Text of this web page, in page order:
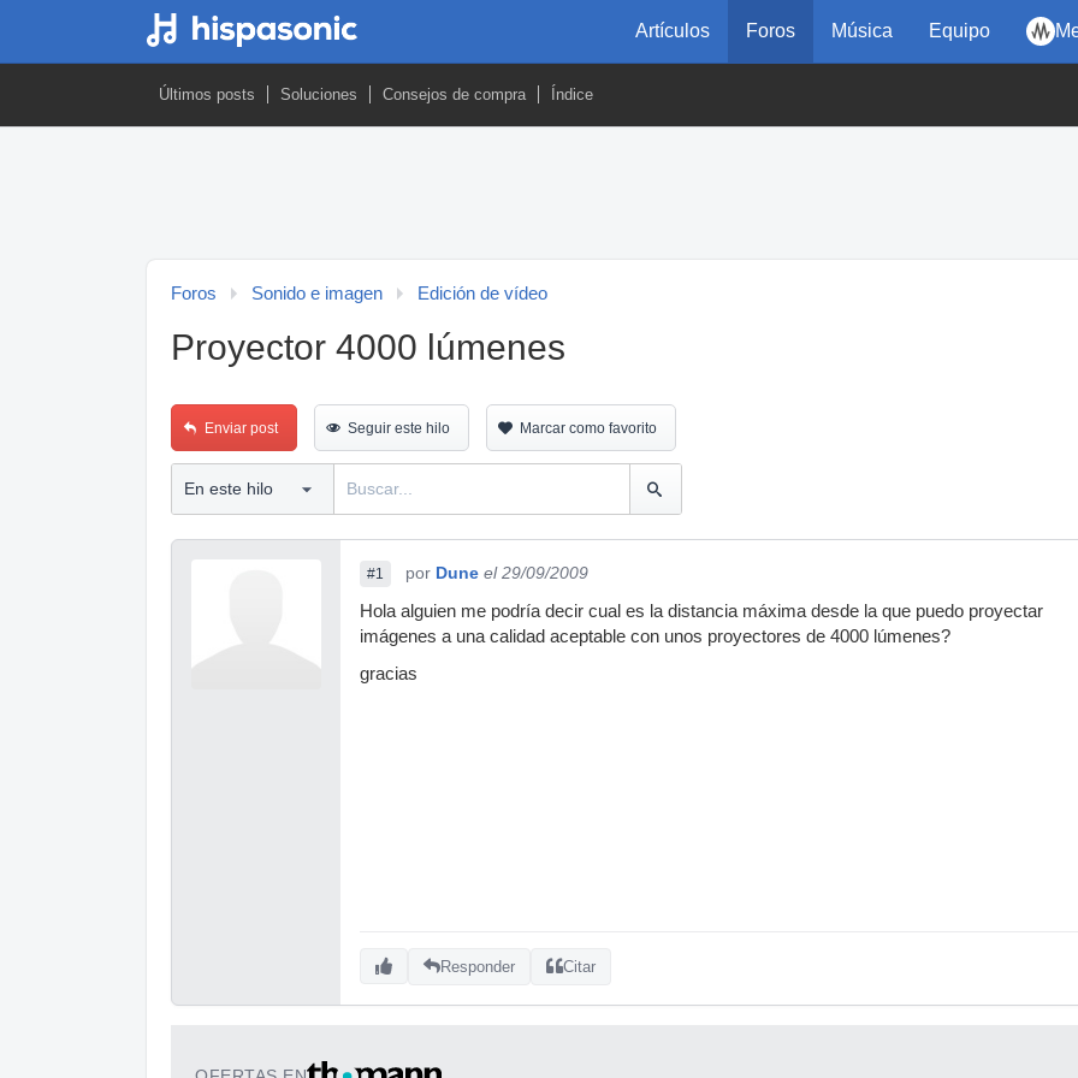
Artículos Foros Música Equipo
Últimos posts Soluciones Consejos de compra Índice
Foros Sonido e imagen Edición de vídeo
Proyector 4000 lúmenes
Enviar post Seguir este hilo Marcar como favorito
#1 por Dune el 29/09/2009
Hola alguien me podría decir cual es la distancia máxima desde la que puedo proyectar
imágenes a una calidad aceptable con unos proyectores de 4000 lúmenes?
gracias
Responder Citar